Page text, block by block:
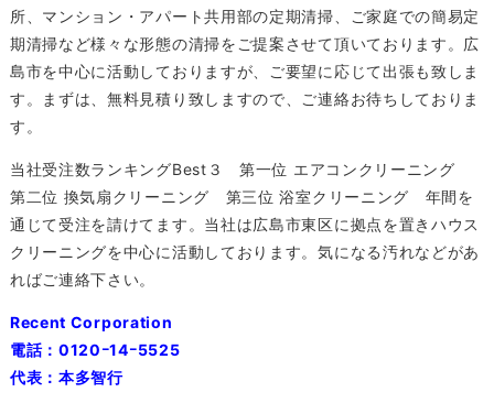
所、マンション・アパート共用部の定期清掃、ご家庭での簡易定
期清掃など様々な形態の清掃をご提案させて頂いております。広
島市を中心に活動しておりますが、ご要望に応じて出張も致しま
す。まずは、無料見積り致しますので、ご連絡お待ちしておりま
す。
当社受注数ランキングBest３ 第一位 エアコンクリーニング
第二位 換気扇クリーニング 第三位 浴室クリーニング 年間を
通じて受注を請けてます。当社は広島市東区に拠点を置きハウス
クリーニングを中心に活動しております。気になる汚れなどがあ
ればご連絡下さい。
Recent Corporation
電話：0120ｰ14ｰ5525
代表：本多智行